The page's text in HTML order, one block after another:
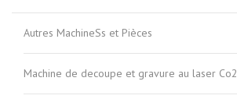
Autres MachineSs et Pièces
Machine de decoupe et gravure au laser Co2